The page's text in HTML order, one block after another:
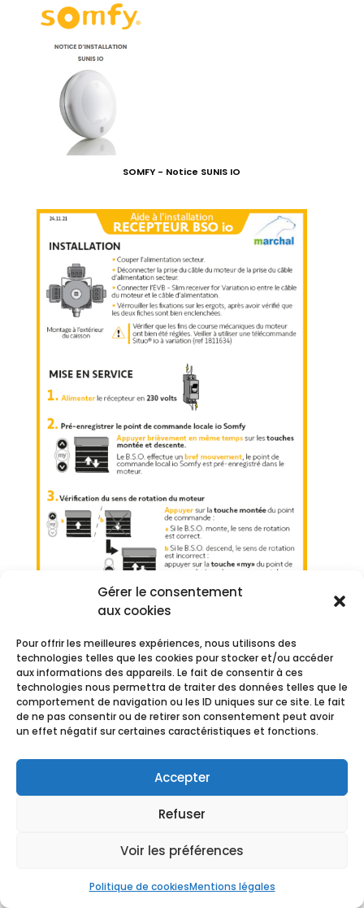
Gérer le consentement
aux cookies
Pour offrir les meilleures expériences, nous utilisons des
technologies telles que les cookies pour stocker et/ou accéder
aux informations des appareils. Le fait de consentir à ces
technologies nous permettra de traiter des données telles que le
comportement de navigation ou les ID uniques sur ce site. Le fait
de ne pas consentir ou de retirer son consentement peut avoir
un effet négatif sur certaines caractéristiques et fonctions.
Accepter
Refuser
Voir les préférences
Politique de cookiesMentions légales
SOMFY - Notice SUNIS IO
Aide Installation récepteur BSO MARCHAL